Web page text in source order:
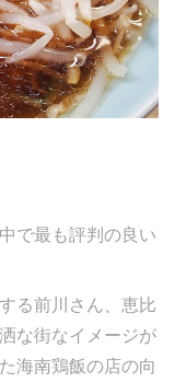
で最も評判の良い
る前川さん、恵比
な街なイメージが
海南鶏飯の店の向